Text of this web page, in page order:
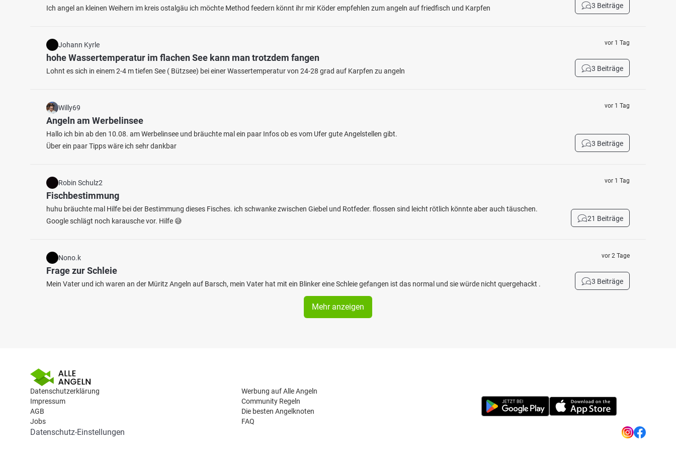
38 11
Unterer See (Nürtingen)
Fischarten: Hecht, Karpfen, Brachse
Hüttensee (Wendlingen)
Ich angel an kleinen Weihern im kreis ostalgäu ich möchte Method feedern könnt ihr mir Köder empfehlen zum angeln auf friedfisch und Karpfen 3 Beiträge
Johann Kyrle
hohe Wassertemperatur im flachen See kann man trotzdem fangen
Lohnt es sich in einem 2-4 m tiefen See ( Bützsee) bei einer Wassertemperatur von 24-28 grad auf Karpfen zu angeln
vor 1 Tag
3 Beiträge
Willy69
Angeln am Werbelinsee
Hallo ich bin ab den 10.08. am Werbelinsee und bräuchte mal ein paar Infos ob es vom Ufer gute Angelstellen gibt.
Über ein paar Tipps wäre ich sehr dankbar
vor 1 Tag
3 Beiträge
Robin Schulz2
Fischbestimmung
huhu bräuchte mal Hilfe bei der Bestimmung dieses Fisches. ich schwanke zwischen Giebel und Rotfeder. flossen sind leicht rötlich könnte aber auch täuschen.
Google schlägt noch karausche vor. Hilfe 😅
vor 1 Tag
21 Beiträge
Nono.k
Frage zur Schleie
Mein Vater und ich waren an der Müritz Angeln auf Barsch, mein Vater hat mit ein Blinker eine Schleie gefangen ist das normal und sie würde nicht quergehackt .
vor 2 Tage
3 Beiträge
Mehr anzeigen
Datenschutzerklärung
Impressum
AGB
Jobs
Werbung auf Alle Angeln
Community Regeln
Die besten Angelknoten
FAQ
Datenschutz-Einstellungen